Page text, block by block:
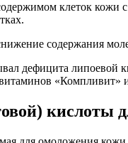
клеток кожи с
содержания
дефицита липоевой
«Компливит»
кислоты